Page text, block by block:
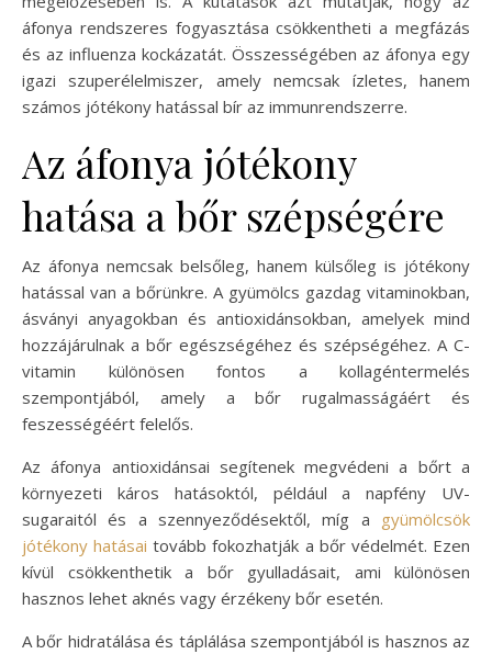
áfonya rendszeres fogyasztása csökkentheti a megfázás
és az influenza kockázatát. Összességében az áfonya egy
igazi szuperélelmiszer, amely nemcsak ízletes, hanem
számos jótékony hatással bír az immunrendszerre.
Az áfonya jótékony
hatása a bőr szépségére
Az áfonya nemcsak belsőleg, hanem külsőleg is jótékony
hatással van a bőrünkre. A gyümölcs gazdag vitaminokban,
ásványi anyagokban és antioxidánsokban, amelyek mind
hozzájárulnak a bőr egészségéhez és szépségéhez. A C-
vitamin különösen fontos a kollagéntermelés
szempontjából, amely a bőr rugalmasságáért és
feszességéért felelős.
Az áfonya antioxidánsai segítenek megvédeni a bőrt a
környezeti káros hatásoktól, például a napfény UV-
sugaraitól és a szennyeződésektől, míg a gyümölcsök
jótékony hatásai tovább fokozhatják a bőr védelmét. Ezen
kívül csökkenthetik a bőr gyulladásait, ami különösen
hasznos lehet aknés vagy érzékeny bőr esetén.
A bőr hidratálása és táplálása szempontjából is hasznos az